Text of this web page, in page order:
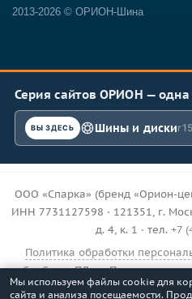
2013-2026 © ОРИОН-Шина
Серия сайтов ОРИОН — одна
ВЫ ЗДЕСЬ Шины и диски
Мы используем файлы cookie для
сайта и анализа посещаемости.
ООО «Спарка» (бренд «Орион-
ИНН 7731127598 · 121351, г.
д. 4, к. 1 · тел. +7
Политика обработки
обработку ПДн ·
оферта ·